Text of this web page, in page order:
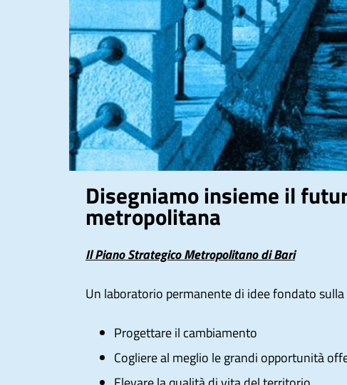
Disegniamo insieme il
metropolitana
Il Piano Strategico Metropolitano di Bari
Un laboratorio permanente di idee fondato
Progettare il cambiamento
Cogliere al meglio le grandi opportunità